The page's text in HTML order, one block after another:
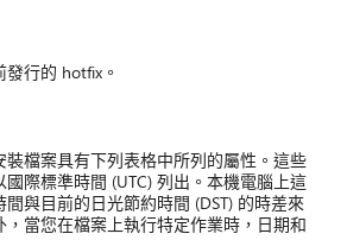
行的 hotfix。
檔案具有下列表格中所列的屬性。這些
際標準時間 (UTC) 列出。本機電腦上這
與目前的日光節約時間 (DST) 的時差來
當您在檔案上執行特定作業時，日期和